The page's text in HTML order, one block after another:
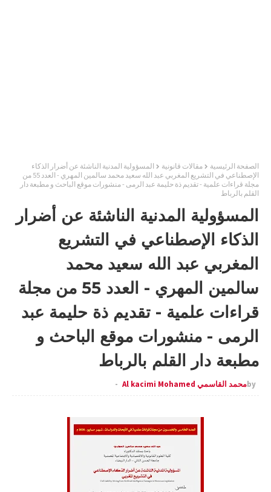
الصفحة الرئيسية مقالات قانونية
المسؤولية المدنية الناشئة عن أضرار الذكاء
الإصطناعي في التشريع المغربي عبد الله سعيد محمد سالمين المهري - العدد 55 من
مجلة قراءات علمية - تقديم ذة حليمة عبد الرمى - منشورات موقع الباحث و مطبعة دار
القلم بالرباط
المسؤولية المدنية الناشئة عن أضرار
الذكاء الإصطناعي في التشريع
المغربي عبد الله سعيد محمد
سالمين المهري - العدد 55 من مجلة
قراءات علمية - تقديم ذة حليمة عبد
الرمى - منشورات موقع الباحث و
مطبعة دار القلم بالرباط
byمحمد القاسمي Al kacimi Mohamed